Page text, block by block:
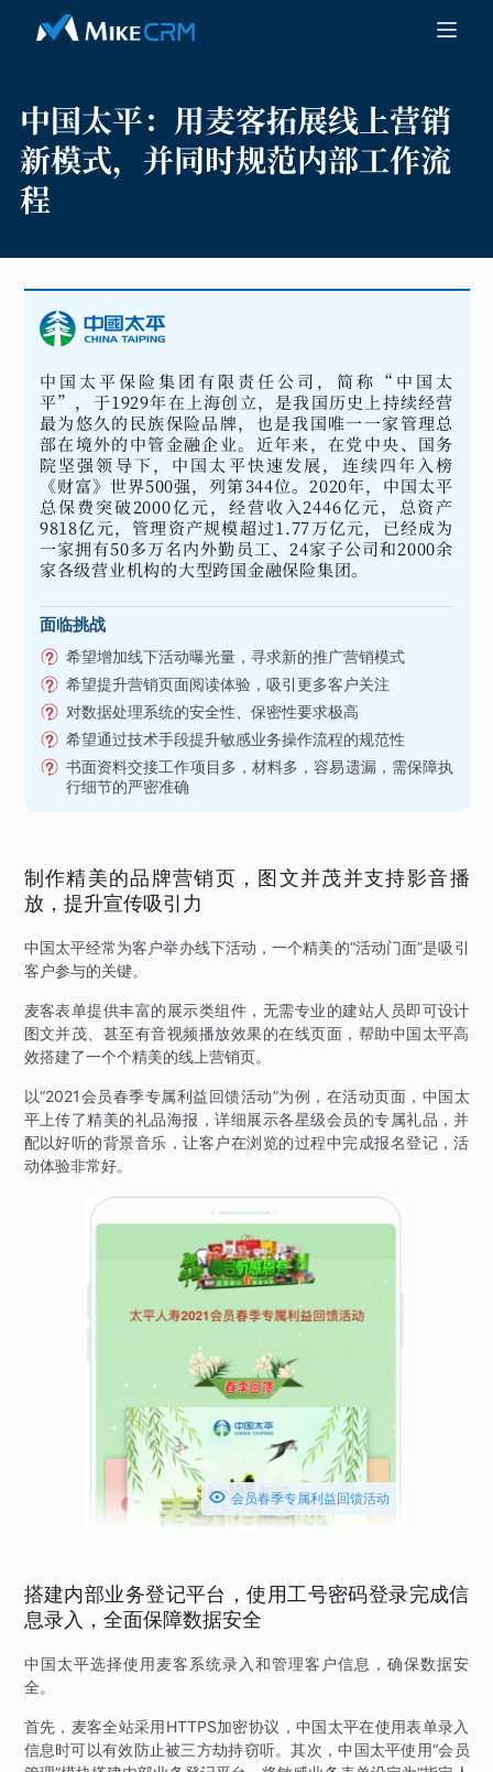
中国太平： 用麦客拓展线上营销
新模式，并同时规范内部工作流
程
中国太平保险集团有限责任公司，简称“中国太
平”，于1929年在上海创立，是我国历史上持续经营
最为悠久的民族保险品牌，也是我国唯一一家管理总
部在境外的中管金融企业。近年来，在党中央、国务
院坚强领导下，中国太平快速发展，连续四年入榜
《财富》世界500强，列第344位。2020年，中国太平
总保费突破2000亿元，经营收入2446亿元，总资产
9818亿元，管理资产规模超过1.77万亿元，已经成为
一家拥有50多万名内外勤员工、24家子公司和2000余
家各级营业机构的大型跨国金融保险集团。
面临挑战
希望增加线下活动曝光量，寻求新的推广营销模式
希望提升营销页面阅读体验，吸引更多客户关注
对数据处理系统的安全性、保密性要求极高
希望通过技术手段提升敏感业务操作流程的规范性
书面资料交接工作项目多，材料多，容易遗漏，需保障执
行细节的严密准确
制作精美的品牌营销页，图文并茂并支持影音播
放，提升宣传吸引力
中国太平经常为客户举办线下活动，一个精美的“活动门面”是吸引
客户参与的关键。
麦客表单提供丰富的展示类组件，无需专业的建站人员即可设计
图文并茂、甚至有音视频播放效果的在线页面，帮助中国太平高
效搭建了一个个精美的线上营销页。
以“2021会员春季专属利益回馈活动”为例，在活动页面，中国太
平上传了精美的礼品海报，详细展示各星级会员的专属礼品，并
配以好听的背景音乐，让客户在浏览的过程中完成报名登记，活
动体验非常好。
 会员春季专属利益回馈活动
搭建内部业务登记平台，使用工号密码登录完成信
息录入，全面保障数据安全
中国太平选择使用麦客系统录入和管理客户信息，确保数据安
全。
首先，麦客全站采用HTTPS加密协议，中国太平在使用表单录入
信息时可以有效防止被三方劫持窃听。其次，中国太平使用“会员